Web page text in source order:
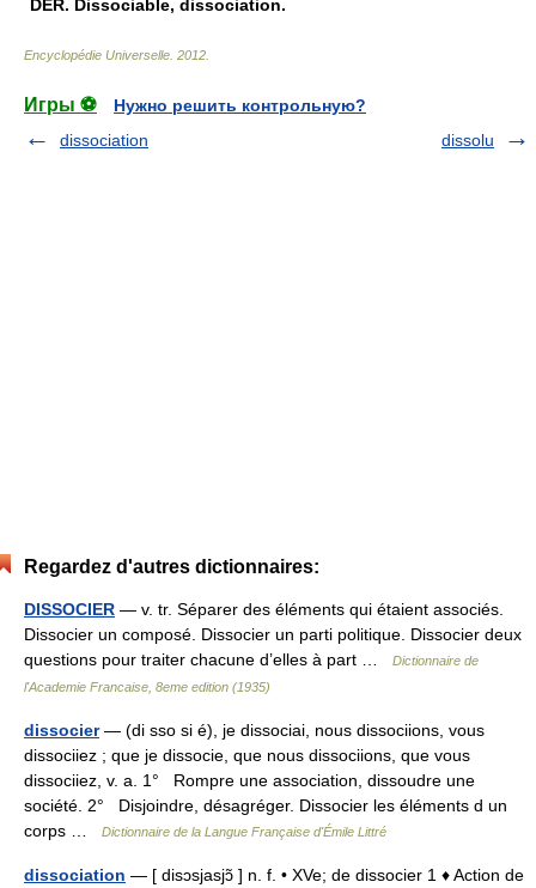
DÉR. Dissociable, dissociation.
Encyclopédie Universelle 2012
Игры ⚽
Нужно решить контрольную?
dissociation
dissolu
Regardez d'autres dictionnaires:
DISSOCIER — v. tr. Séparer des éléments qui étaient associés.
Dissocier un composé. Dissocier un parti politique. Dissocier deux
questions pour traiter chacune d’elles à part …
Dictionnaire de
l'Academie Francaise, 8eme edition (1935)
dissocier— (di sso si é), je dissociai, nous dissociions, vous
dissociiez ; que je dissocie, que nous dissociions, que vous
dissociiez, v. a. 1° Rompre une association, dissoudre une
société. 2° Disjoindre, désagréger. Dissocier les éléments d un
corps …
Dictionnaire de la Langue Française d'Émile Littré
dissociation — [ disɔsjasjɔ̃ ] n. f. • XVe; de dissocier 1 ♦ Action de